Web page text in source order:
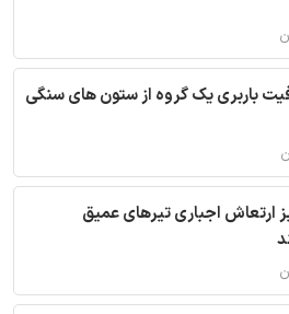
باربری یک گروه از ستون های سنگی
ارتعاش اجباری تیرهای عمیق